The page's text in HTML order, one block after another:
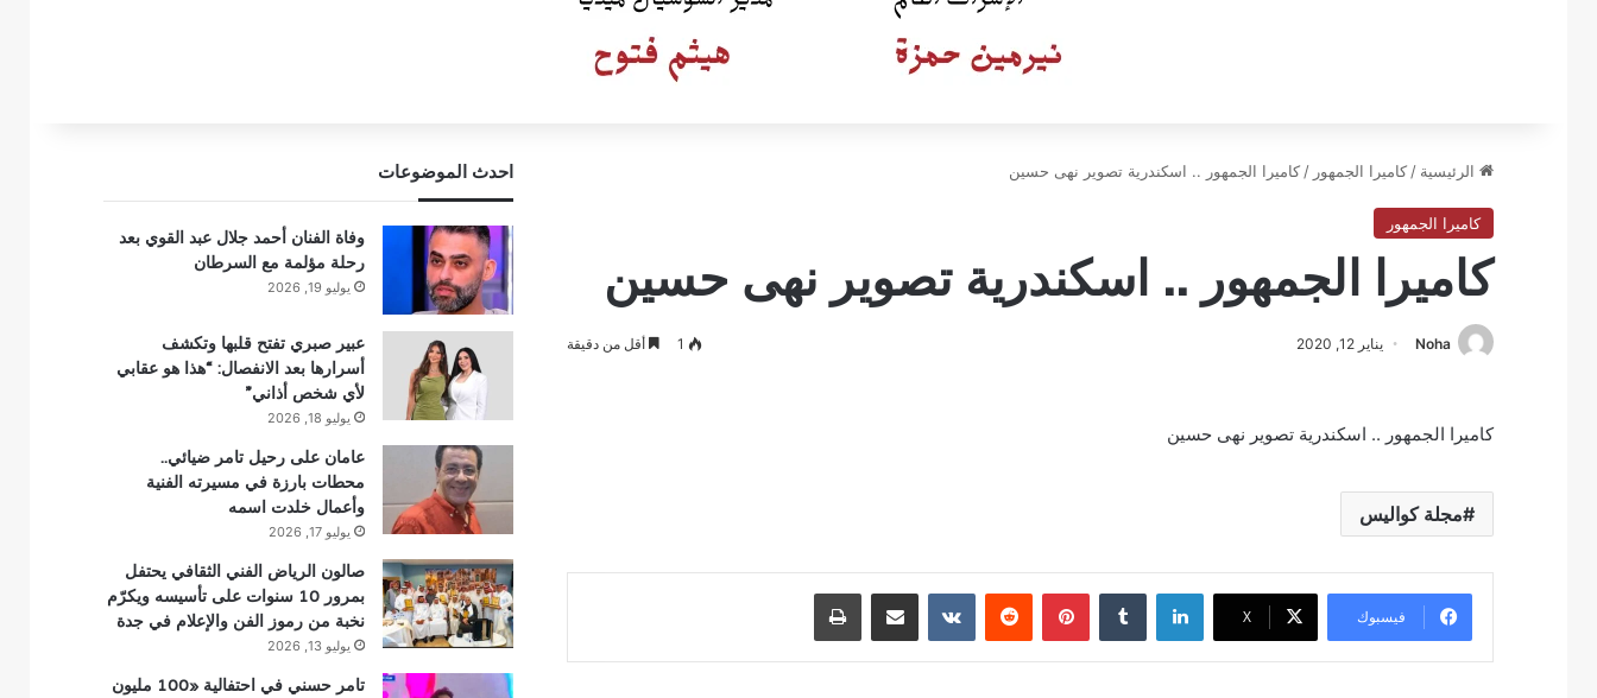
الرئيسية / كاميرا الجمهور / كاميرا الجمهور .. اسكندرية تصوير نهى حسين
كاميرا الجمهور
كاميرا الجمهور .. اسكندرية تصوير نهى حسين
Noha يناير 12, 2020 1 أقل من دقيقة
كاميرا الجمهور .. اسكندرية تصوير نهى حسين
مجلة كواليس
فيسبوك ‫X
لينكدإن بينتيريست مشاركة عبر البريد طباعة
احدث الموضوعات
وفاة الفنان أحمد جلال عبد القوي بعد
رحلة مؤلمة مع السرطان
يوليو 19, 2026
عبير صبري تفتح قلبها وتكشف
أسرارها بعد الانفصال: “هذا هو عقابي
لأي شخص أذاني”
يوليو 18, 2026
عامان على رحيل تامر ضيائي..
محطات بارزة في مسيرته الفنية
وأعمال خلدت اسمه
يوليو 17, 2026
صالون الرياض الفني الثقافي يحتفل
بمرور 10 سنوات على تأسيسه ويكرّم
نخبة من رموز الفن والإعلام في جدة
يوليو 13, 2026
تامر حسني في احتفالية «100 مليون